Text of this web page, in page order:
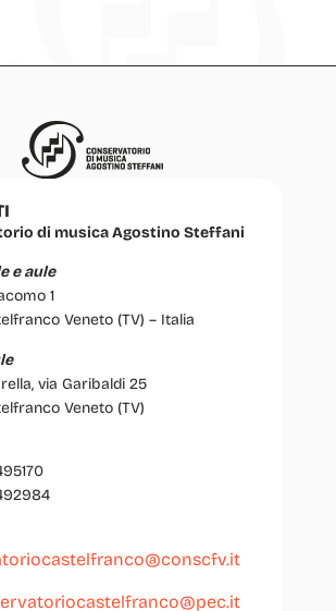
di musica Agostino Steffani
e aule
1
Veneto (TV) – Italia
via Garibaldi 25
Veneto (TV)